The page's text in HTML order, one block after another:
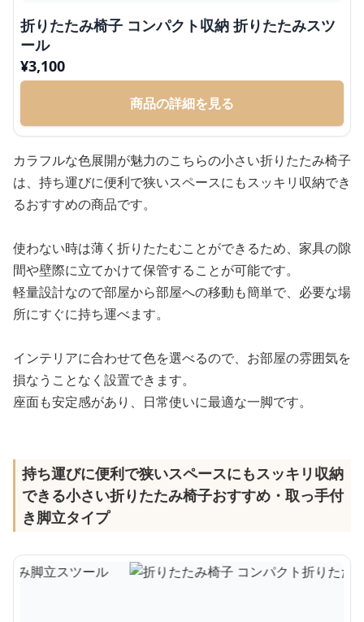
折りたたみ椅子 コンパクト収納 折りたたみスツ
ール
¥3,100
商品の詳細を見る
カラフルな色展開が魅力のこちらの小さい折りたたみ椅子
は、持ち運びに便利で狭いスペースにもスッキリ収納でき
るおすすめの商品です。
使わない時は薄く折りたたむことができるため、家具の隙
間や壁際に立てかけて保管することが可能です。
軽量設計なので部屋から部屋への移動も簡単で、必要な場
所にすぐに持ち運べます。
インテリアに合わせて色を選べるので、お部屋の雰囲気を
損なうことなく設置できます。
座面も安定感があり、日常使いに最適な一脚です。
持ち運びに便利で狭いスペースにもスッキリ収納
できる小さい折りたたみ椅子おすすめ・取っ手付
き脚立タイプ